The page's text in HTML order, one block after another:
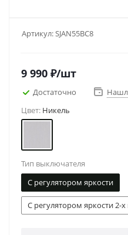
Артикул:SJAN55BC8
9 990 ₽/шт
Достаточно
Цвет: Никель
Тип выключателя
С регулятором яркости
С регулятором яркости 2-х